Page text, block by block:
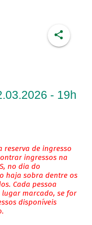
- 19h
reserva de ingresso
ingressos na
no dia do
haja sobra dentre os
Cada pessoa
lugar marcado, se for
disponíveis